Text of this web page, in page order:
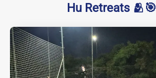
Hu Retreats 🫂🎯